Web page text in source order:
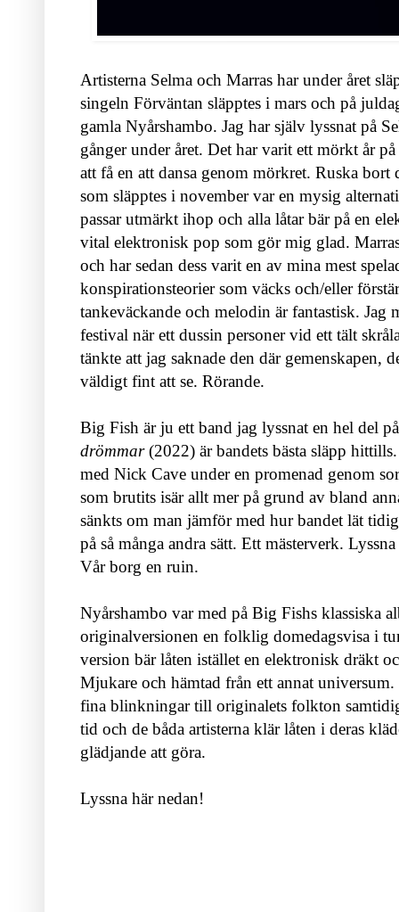
Artisterna Selma och Marras har under året
singeln Förväntan släpptes i mars och på
gamla Nyårshambo. Jag har själv lyssnat på
gånger under året. Det har varit ett mörkt år
att få en att dansa genom mörkret. Ruska
som släpptes i november var en mysig
passar utmärkt ihop och alla låtar bär på en
vital elektronisk pop som gör mig glad.
och har sedan dess varit en av mina mest
konspirationsteorier som väcks och/eller
tankeväckande och melodin är fantastisk.
festival när ett dussin personer vid ett tält
tänkte att jag saknade den där gemenskapen,
väldigt fint att se. Rörande.
Big Fish är ju ett band jag lyssnat en hel del
drömmar(2022) är bandets bästa släpp
med Nick Cave under en promenad genom
som brutits isär allt mer på grund av bland
sänkts om man jämför med hur bandet lät
på så många andra sätt. Ett mästerverk.
Vår borg en ruin.
Nyårshambo var med på Big Fishs klassiska
originalversionen en folklig domedagsvisa i
version bär låten istället en elektronisk dräkt
Mjukare och hämtad från ett annat
fina blinkningar till originalets folkton
tid och de båda artisterna klär låten i deras
glädjande att göra.
Lyssna här nedan!